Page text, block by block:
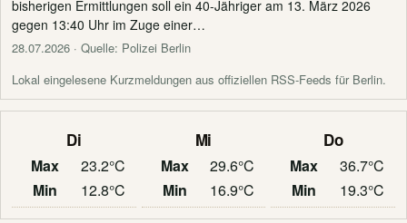
bisherigen Ermittlungen soll ein 40-Jähriger am 13. März 2026
gegen 13:40 Uhr im Zuge einer…
28.07.2026 · Quelle: Polizei Berlin
Lokal eingelesene Kurzmeldungen aus offiziellen RSS-Feeds für Berlin.
Di
Max
23.2°C
Min
12.8°C
Mi
Max
29.6°C
Min
16.9°C
Do
Max
36.7°C
Min
19.3°C